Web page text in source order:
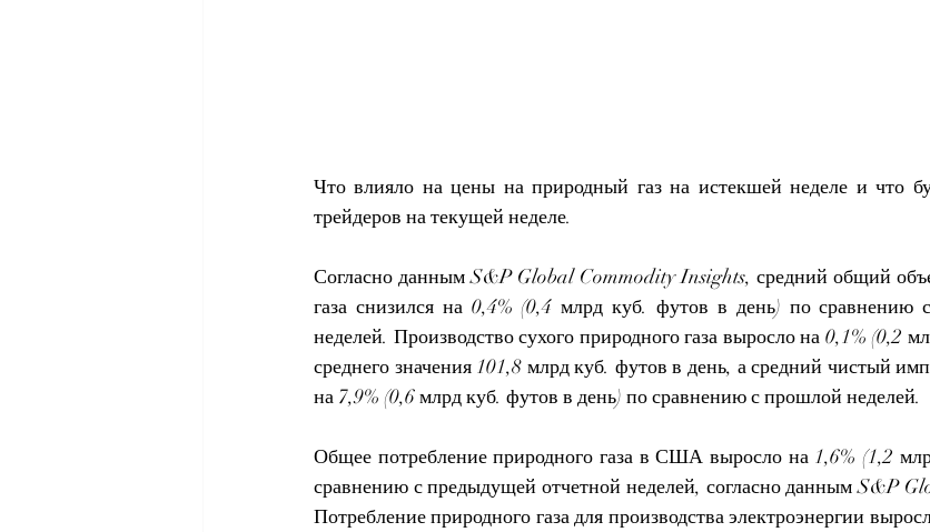
Что влияло на цены на природный газ на истекшей неделе и что
трейдеров на текущей неделе.
Согласно данным S&P Global Commodity Insights, средний общий
газа снизился на 0,4% (0,4 млрд куб. футов в день) по сравнению
неделей. Производство сухого природного газа выросло на 0,1% (0,2
среднего значения 101,8 млрд куб. футов в день, а средний чистый
на 7,9% (0,6 млрд куб. футов в день) по сравнению с прошлой неделей.
Общее потребление природного газа в США выросло на 1,6% (1,2
сравнению с предыдущей отчетной неделей, согласно данным S&P
Потребление природного газа для производства электроэнергии